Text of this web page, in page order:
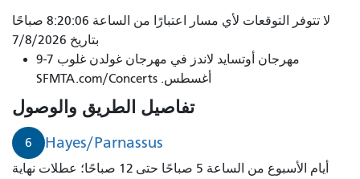
لا تتوفر التوقعات لأي مسار اعتبارًا من الساعة 8:20:06 صباحًا
بتاريخ 7/8/2026
مهرجان أوتسايد لاندز في مهرجان غولدن غلوب 7-9
أغسطس. SFMTA.com/Concerts
تفاصيل الطريق والوصول
6 Hayes/Parnassus
أيام الأسبوع من الساعة 5 صباحًا حتى 12 صباحًا؛ عطلات نهاية